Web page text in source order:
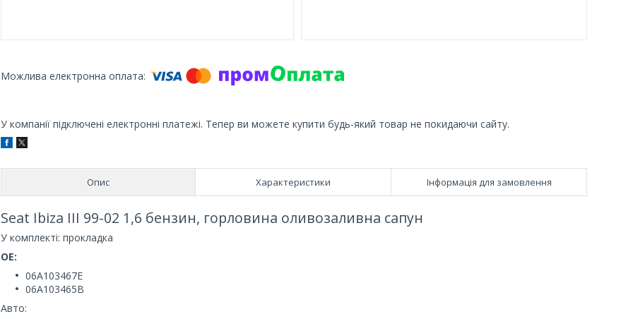
У компанії підключені електронні платежі. Тепер ви можете купити будь-який товар не покидаючи сайту.
Опис Характеристики Інформація для замовлення
Seat Ibiza III 99-02 1,6 бензин, горловина оливозаливна сапун
У комплекті: прокладка
OE:
06A103467E
06A103465B
Авто: